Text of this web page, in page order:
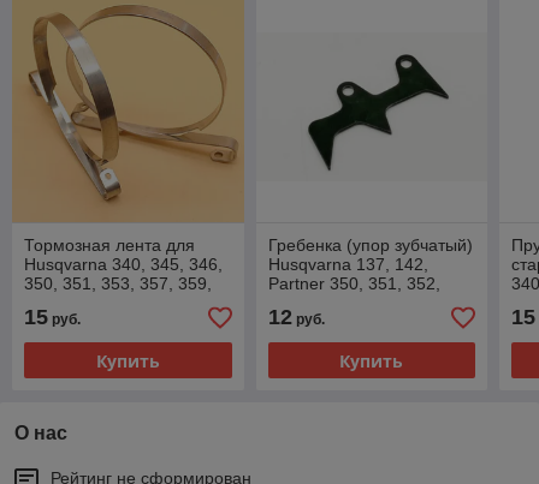
Тормозная лента для
Husqvarna 340, 345, 346,
350, 351, 353, 357, 359,
15 руб.
Купить
Гребенка (упор зубчатый)
Husqvarna 137, 142,
Partner 350, 351, 352,
371, Jonsered 2035, 2036,
2040, McCulloch
12руб.
Купить
15
О нас
Рейтинг не сформирован